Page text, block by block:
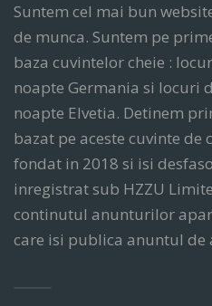
Suntem cel mai bun
de munca. Suntem pe
baza cuvintelor cheie :
noapte Germania si locuri
noapte Elvetia. Detinem
bazat pe aceste cuvinte de
fondat in 2018 si isi
inregistrat sub HZZU
continutul anunturilor
care isi publica anuntul de